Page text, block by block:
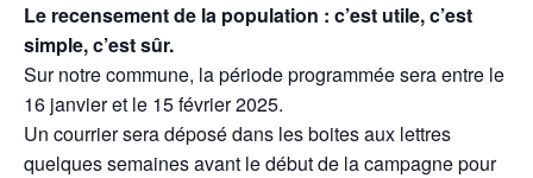
Le recensement de la population : c’est utile, c’est
simple, c’est sûr.
Sur notre commune, la période programmée sera entre le
16 janvier et le 15 février 2025.
Un courrier sera déposé dans les boites aux lettres
quelques semaines avant le début de la campagne pour